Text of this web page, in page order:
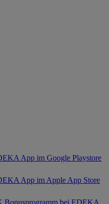
App im Google Playstore
App im Apple App Store